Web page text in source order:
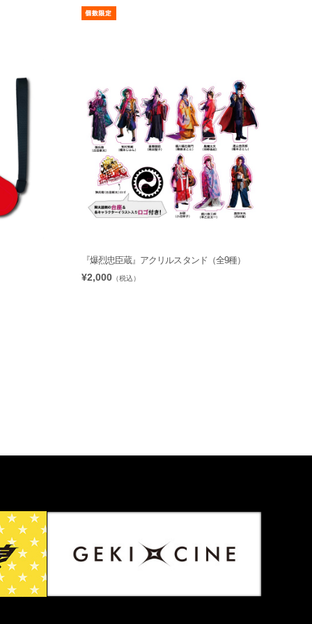
『爆烈忠臣蔵』アクリルスタンド（全9種）
¥2,000（税込）